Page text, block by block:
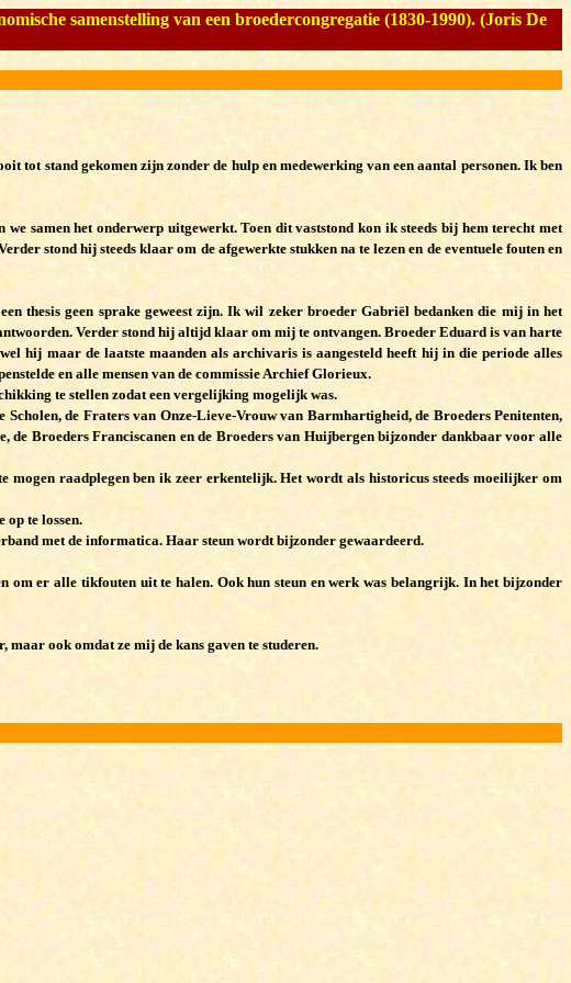
samenstelling van een broedercongregatie (1830-1990). (Joris De
tot stand gekomen zijn zonder de hulp en medewerking van een aantal personen. Ik ben
samen het onderwerp uitgewerkt. Toen dit vaststond kon ik steeds bij hem terecht met
stond hij steeds klaar om de afgewerkte stukken na te lezen en de eventuele fouten en
thesis geen sprake geweest zijn. Ik wil zeker broeder Gabriël bedanken die mij in het
Verder stond hij altijd klaar om mij te ontvangen. Broeder Eduard is van harte
hij maar de laatste maanden als archivaris is aangesteld heeft hij in die periode alles
en alle mensen van de commissie Archief Glorieux.
te stellen zodat een vergelijking mogelijk was.
de Fraters van Onze-Lieve-Vrouw van Barmhartigheid, de Broeders Penitenten,
Broeders Franciscanen en de Broeders van Huijbergen bijzonder dankbaar voor alle
mogen raadplegen ben ik zeer erkentelijk. Het wordt als historicus steeds moeilijker om
te lossen.
met de informatica. Haar steun wordt bijzonder gewaardeerd.
om er alle tikfouten uit te halen. Ook hun steun en werk was belangrijk. In het bijzonder
ook omdat ze mij de kans gaven te studeren.